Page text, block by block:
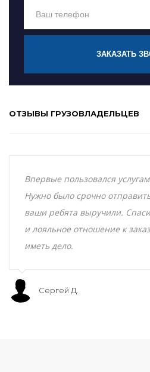
ЗАКАЗАТЬ
ОТЗЫВЫ ГРУЗОВЛАДЕЛЬЦЕВ
Впервые пользовался
Нужно было срочно
ваши ребята выручили.
и лояльное отношение к
иметь дело.
Сергей Д.